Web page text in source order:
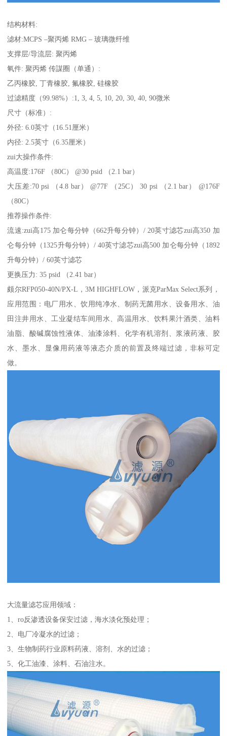
结构材料:
滤材:MCPS –聚丙烯 RMG – 玻璃微纤维
支撑层/导流层: 聚丙烯
氠件: 聚丙烯 传謀圈（单通）:
乙丙橡胶, 丁青橡胶, 氟橡胶, 硅橡胶
过滤精度（99.98%）:1, 3, 4, 5, 10, 20, 30, 40, 90微米
尺寸（标准）:
外径: 6.0英寸（16.51厘米）
内径: 2.5英寸（6.35厘米）
zui大操作条件:
高温度:176F （80C） @30 psid （2.1 bar）
大压差:70 psi （4.8 bar） @77F （25C） 30 psi （2.1 bar） @176F
（80C）
推荐操作条件:
流速:zui高175 加仑每分钟（662升每分钟）/ 20英寸滤芯zui高350 加
仑每分钟（1325升每分钟）/ 40英寸滤芯zui高500 加仑每分钟（1892
升每分钟）/ 60英寸滤芯
更换压力: 35 psid （2.41 bar）
颇尔RFP050-40N/PX-L，3M HIGHFLOW，派克ParMax Select系列，
应用范围：电厂用水、饮用纯净水、制药无菌用水、设备用水、油
田注井用水、工业凝结车间用水、高温用水、饮料果汁酒类、油料
油脂、酸碱腐蚀性液体、油漆涂料、化学有机溶剂、浆液药液、胶
水、墨水、显像用药液等液态介质的前置及终端过滤，非标可定
做。
大流量滤芯应用领域：
1、ro反渗透设备保安过滤，海水淡化预处理；
2、电厂冷凝水的过滤；
3、生物制药行业原料药液、溶剂、水的过滤；
5、化工油漆、涂料、石油注水。